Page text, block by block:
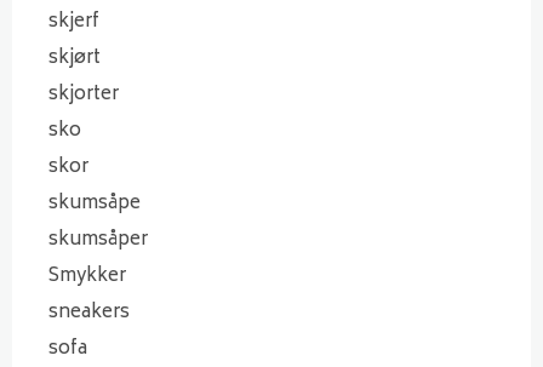
skjerf
skjørt
skjorter
sko
skor
skumsåpe
skumsåper
Smykker
sneakers
sofa